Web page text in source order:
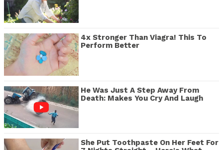
4x Stronger Than Viagra! This To
Perform Better
He Was Just A Step Away From
Death: Makes You Cry And Laugh
She Put Toothpaste On Her Feet For